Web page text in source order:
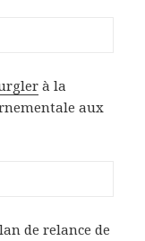
à la
aux
de relance de